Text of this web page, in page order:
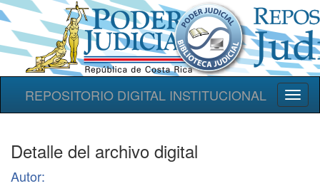
REPOSITORIO DIGITAL INSTITUCIONAL
Detalle del archivo digital
Autor: